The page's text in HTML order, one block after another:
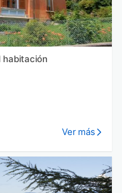
habitación
Ver más